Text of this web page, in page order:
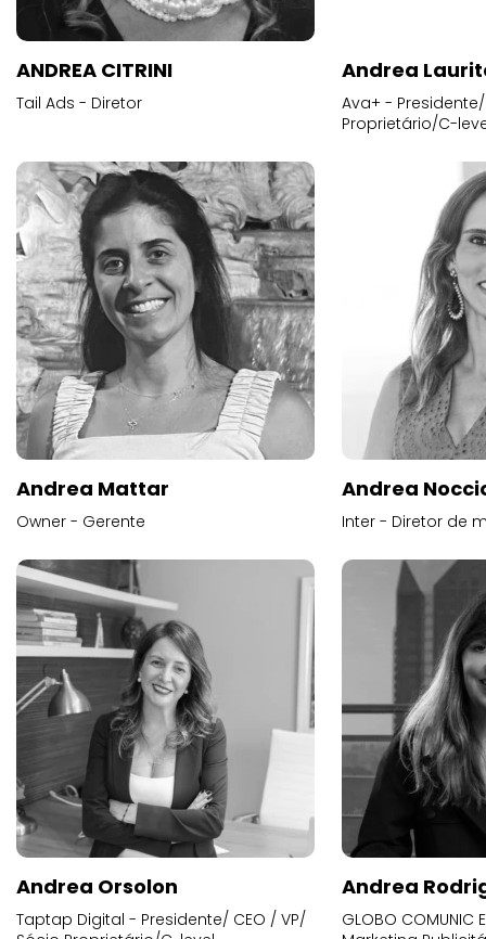
ANDREA CITRINI
Tail Ads - Diretor
Andrea
Ava+ -
Proprietário/C-
Andrea Mattar
Owner - Gerente
Andrea
Inter - Diretor de
Andrea Orsolon
Taptap Digital - Presidente/ CEO / VP/
Andrea
GLOBO COMUNIC